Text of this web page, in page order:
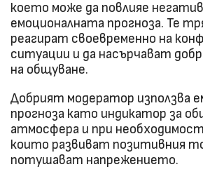
което може да повлияе
емоционалната прогноза. Те
реагират своевременно на
ситуации и да насърчават
на общуване.
Добрият модератор използва
прогноза като индикатор за
атмосфера и при
които развиват позитивния
потушават напрежението.